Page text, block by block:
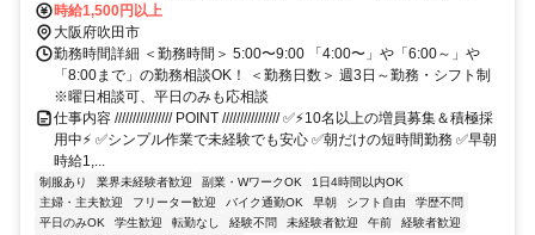
JR「南吹田駅」より自転車で8分 ⭐バイク通勤OK
時給1,500円以上
大阪府吹田市
勤務時間詳細 ＜勤務時間＞ 5:00〜9:00 「4:00〜」や「6:00～」や
「8:00まで」の勤務相談OK！ ＜勤務日数＞ 週3日～勤務・シフト制
※曜日相談可、平日のみも応相談
仕事内容 //////////////// POINT //////////////// ✅⚡10名以上の増員募集＆積極採
用中⚡ ✅シンプル作業で未経験でも安心 ✅朝だけの短時間勤務 ✅早朝
時給1,...
制服あり 業界未経験者歓迎 副業・WワークOK
1日4時間以内OK
主婦・主夫歓迎
フリーター歓迎 バイク通勤OK 早朝 シフト自由
学歴不問
平日のみOK
学生歓迎 転勤なし 経験不問 未経験者歓迎 午前
経験者歓迎